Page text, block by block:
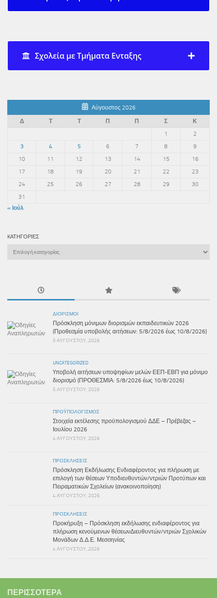
Σχολεία με Τμήματα Ενταξης
Αύγουστος 2026
Δ
Τ Τ Π Π Σ
Κ
1
2
3
4 5 6 7 8
9
10
11 12 13 14 15
16
17
18 19 20 21 22
23
24
25 26 27 28 29
30
31
« Ιούλ
KΑΤΗΓΟΡΊΕΣ
Kατηγορίες
ΔΙΟΡΙΣΜΟΊ
Πρόσκληση μόνιμων διορισμών εκπαιδευτικών 2026
(Προθεσμία υποβολής αιτήσεων: 5/8/2026 έως 10/8/2026)
5 ΑΥΓΟΎΣΤΟΥ, 2026
UNCATEGORIZED
Yποβολή αιτήσεων υποψηφίων μελών ΕΕΠ-ΕΒΠ για μόνιμο
διορισμό (ΠΡΟΘΕΣΜΙΑ: 5/8/2026 έως 10/8/2026)
5 ΑΥΓΟΎΣΤΟΥ, 2026
ΠΡΟΫΠΟΛΟΓΙΣΜΌΣ
Στοιχεία εκτέλεσης προϋπολογισμού ΔΔΕ – Πρέβεζας –
Ιουλίου 2026
4 ΑΥΓΟΎΣΤΟΥ, 2026
ΠΡΟΣΚΛΉΣΕΙΣ
Πρόσκληση Εκδήλωσης Ενδιαφέροντος για πλήρωση με
επιλογή των θέσεων Υποδιευθυντών/ντριών Προτύπων και
Πειραματικών Σχολείων (ανακοινοποίηση)
4 ΑΥΓΟΎΣΤΟΥ, 2026
ΠΡΟΣΚΛΉΣΕΙΣ
Προκήρυξη – Πρόσκληση εκδήλωσης ενδιαφέροντος για
πλήρωση κενούμενων θέσεωνΔιευθυντών/ντριών Σχολικών
Μονάδων Δ.Δ.Ε. Μεσσηνίας
4 ΑΥΓΟΎΣΤΟΥ, 2026
ΠΕΡΙΣΣΌΤΕΡΑ